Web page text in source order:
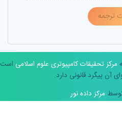
ترجمه
مرکز تحقیقات کامپیوتری علوم اسلامی است
آن پیگرد قانونی دارد.
توسطمرکز داده نور